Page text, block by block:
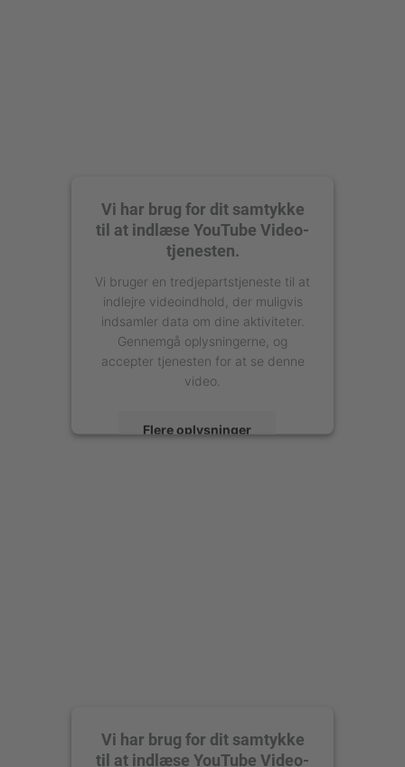
Vi har brug for dit samtykke
til at indlæse YouTube Video-
tjenesten.
Vi bruger en tredjepartstjeneste til at
indlejre videoindhold, der muligvis
indsamler data om dine aktiviteter.
Gennemgå oplysningerne, og
accepter tjenesten for at se denne
video.
Flere oplysninger
Vi har brug for dit samtykke
til at indlæse YouTube Video-